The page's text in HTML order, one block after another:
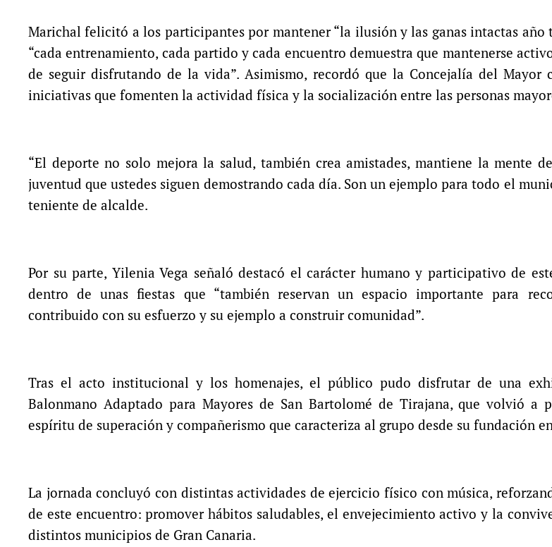
Marichal felicitó a los participantes por mantener “la ilusión y las ganas intactas año
“cada entrenamiento, cada partido y cada encuentro demuestra que mantenerse
de seguir disfrutando de la vida”. Asimismo, recordó que la Concejalía del Mayor
iniciativas que fomenten la actividad física y la socialización entre las personas
“El deporte no solo mejora la salud, también crea amistades, mantiene la mente
juventud que ustedes siguen demostrando cada día. Son un ejemplo para todo el
teniente de alcalde.
Por su parte, Yilenia Vega señaló destacó el carácter humano y participativo de
dentro de unas fiestas que “también reservan un espacio importante para
contribuido con su esfuerzo y su ejemplo a construir comunidad”.
Tras el acto institucional y los homenajes, el público pudo disfrutar de una
Balonmano Adaptado para Mayores de San Bartolomé de Tirajana, que volvió a
espíritu de superación y compañerismo que caracteriza al grupo desde su fundación
La jornada concluyó con distintas actividades de ejercicio físico con música,
de este encuentro: promover hábitos saludables, el envejecimiento activo y la
distintos municipios de Gran Canaria.